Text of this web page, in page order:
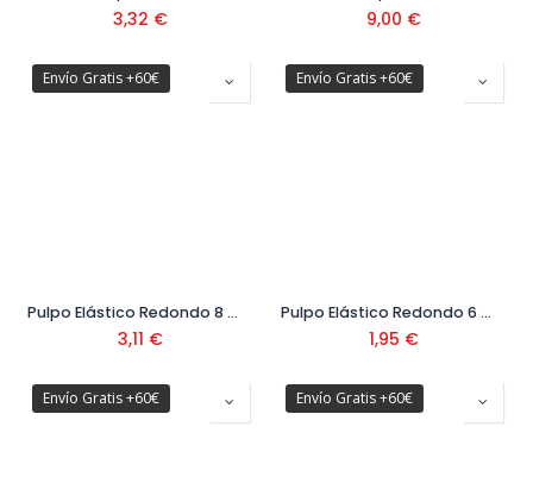
3,32 € 9,00 €
Envío Gratis +60€
Pulpo Elástico Redondo 8 mm 1 mt
3,11 €
Envío Gratis +60€
Pulpo Elástico Redondo 6 mm 0,75 mt
1,95 €
Envío Gratis +60€ Envío Gratis +60€